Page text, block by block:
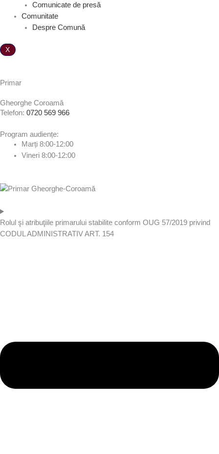
Comunicate de presă
Comunitate
Despre Comună
X
Primar
Gheorghe Coroamă
Telefon: 0720 569 966
Program audiențe:
Marți 8:00-12:00
Vineri 8:00-12:00
Rolul şi atribuţiile primarului stabilite conform OUG 57/2019 privind
CODUL ADMINISTRATIV ART. 154